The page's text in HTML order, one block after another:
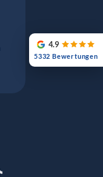
4.9
5332 Bewertungen